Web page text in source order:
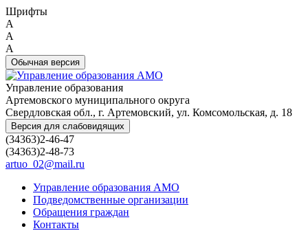
Шрифты
A
A
A
Обычная версия
Управление образования
Артемовского муниципального округа
Свердловская обл., г. Артемовский, ул. Комсомольская, д. 18
Версия для слабовидящих
(34363)2-46-47
(34363)2-48-73
artuo_02@mail.ru
Управление образования АМО
Подведомственные организации
Обращения граждан
Контакты